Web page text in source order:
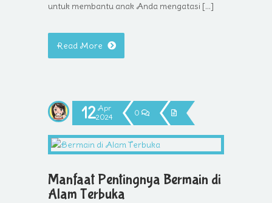
untuk membantu anak Anda mengatasi […]
Read More
12 Apr
2024
0
Manfaat Pentingnya Bermain di
Alam Terbuka